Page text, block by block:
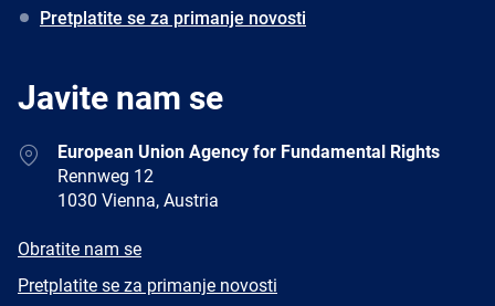
Pretplatite se za primanje novosti
Javite nam se
AddressEuropean Union Agency for Fundamental Rights
Rennweg 12
1030 Vienna, Austria
E-
Obratite nam se
Newsletter
Pretplatite se za primanje novosti